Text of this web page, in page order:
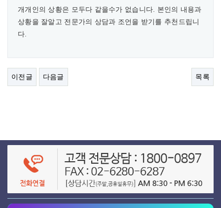
개개인의 상황은 모두다 같을수가 없습니다. 본인의 내용과
상황을 잘알고 전문가의 상담과 조언을 받기를 추천드립니
다.
이전글 다음글 목록